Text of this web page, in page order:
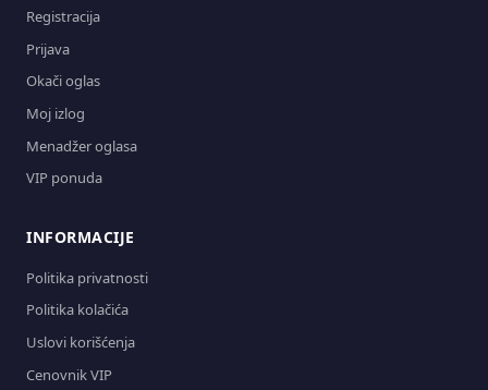
Registracija
Prijava
Okači oglas
Moj izlog
Menadžer oglasa
VIP ponuda
INFORMACIJE
Politika privatnosti
Politika kolačića
Uslovi korišćenja
Cenovnik VIP